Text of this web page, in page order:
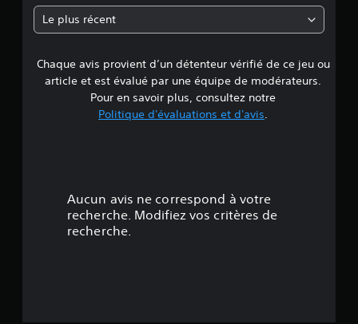
n
Le plus récent
Chaque avis provient d’un détenteur vérifié de ce jeu ou
article et est évalué par une équipe de modérateurs.
Pour en savoir plus, consultez notre
Politique d'évaluations et d'avis.
Aucun avis ne correspond à votre
recherche. Modifiez vos critères de
recherche.